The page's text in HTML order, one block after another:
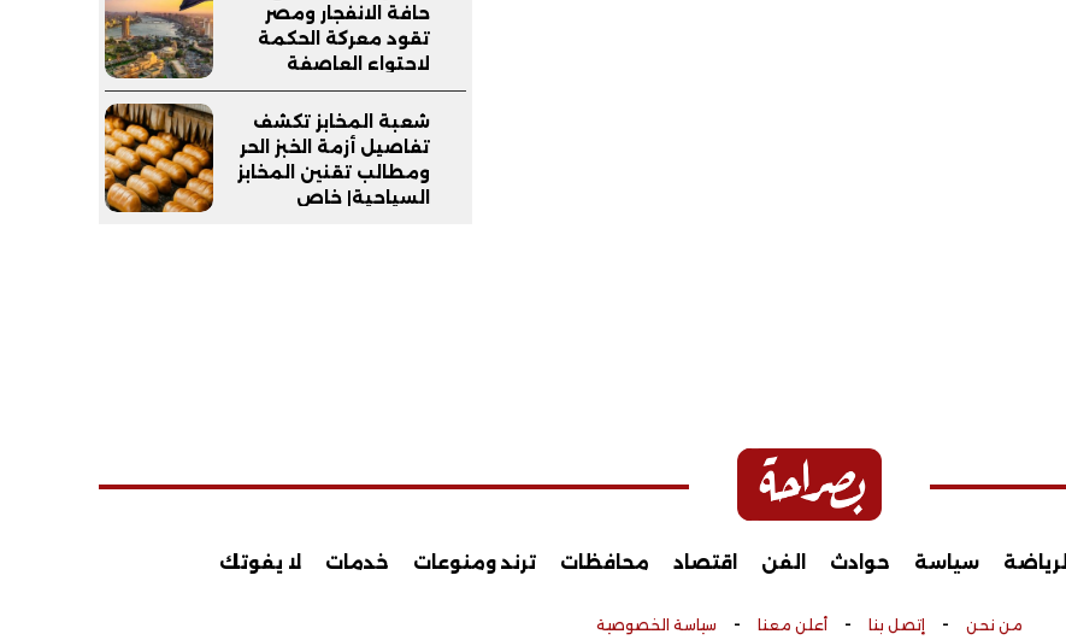
حافة الانفجار ومصر
تقود معركة الحكمة
لاحتواء العاصفة
شعبة المخابز تكشف
تفاصيل أزمة الخبز الحر
ومطالب تقنين المخابز
السياحية| خاص
الرياضة سياسة حوادث الفن اقتصاد محافظات ترند ومنوعات خدمات لا يفوتك
من نحن - إتصل بنا - أعلن معنا - سياسة الخصوصية